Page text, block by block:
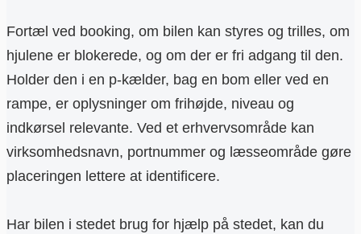
Fortæl ved booking, om bilen kan styres og trilles, om
hjulene er blokerede, og om der er fri adgang til den.
Holder den i en p-kælder, bag en bom eller ved en
rampe, er oplysninger om frihøjde, niveau og
indkørsel relevante. Ved et erhvervsområde kan
virksomhedsnavn, portnummer og læsseområde gøre
placeringen lettere at identificere.
Har bilen i stedet brug for hjælp på stedet, kan du